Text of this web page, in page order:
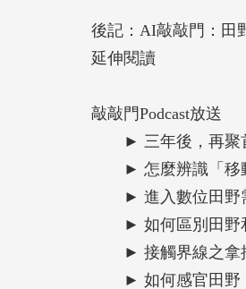
後記：AI敲敲門：田
延伸閱讀
敲敲門Podcast放送
► 三年後，再聚
► 怎麼辨識「移
► 進入數位田野需
► 如何區別田野和
► 接觸界線之拿捏
► 如何感官田野，